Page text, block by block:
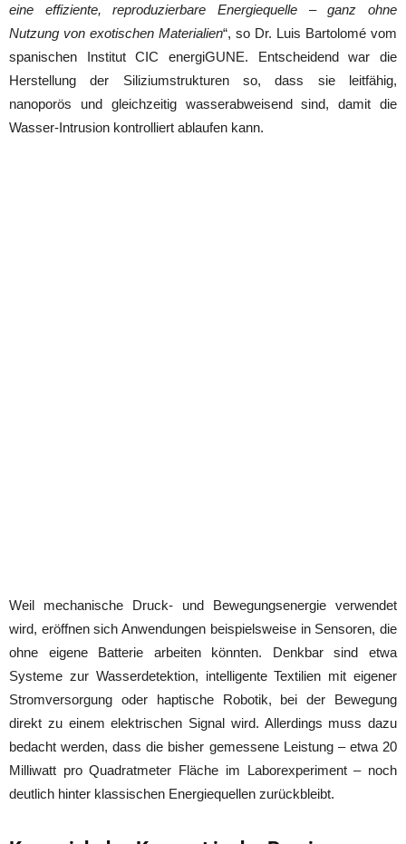
eine effiziente, reproduzierbare Energiequelle – ganz ohne
Nutzung von exotischen Materialien“, so Dr. Luis Bartolomé vom
spanischen Institut CIC energiGUNE. Entscheidend war die
Herstellung der Siliziumstrukturen so, dass sie leitfähig,
nanoporös und gleichzeitig wasserabweisend sind, damit die
Wasser-Intrusion kontrolliert ablaufen kann.
Weil mechanische Druck- und Bewegungsenergie verwendet
wird, eröffnen sich Anwendungen beispielsweise in Sensoren, die
ohne eigene Batterie arbeiten könnten. Denkbar sind etwa
Systeme zur Wasserdetektion, intelligente Textilien mit eigener
Stromversorgung oder haptische Robotik, bei der Bewegung
direkt zu einem elektrischen Signal wird. Allerdings muss dazu
bedacht werden, dass die bisher gemessene Leistung – etwa 20
Milliwatt pro Quadratmeter Fläche im Laborexperiment – noch
deutlich hinter klassischen Energiequellen zurückbleibt.